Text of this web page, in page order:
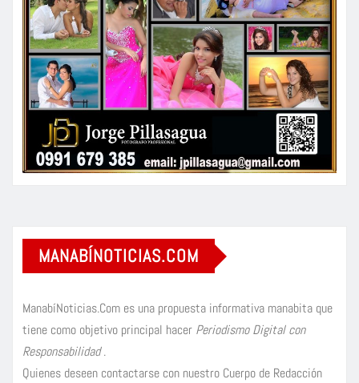
MANABÍNOTICIAS.COM
ManabíNoticias.Com es una propuesta informativa manabita que
tiene como objetivo principal hacer Periodismo Digital con
Responsabilidad.
Quienes deseen contactarse con nuestro Cuerpo de Redacción